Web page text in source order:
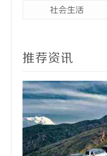
社会生活
推荐资讯